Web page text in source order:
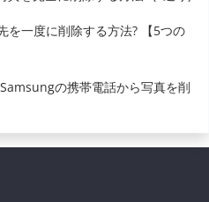
を一度に削除する方法? 【5つの
の携帯電話から写真を削